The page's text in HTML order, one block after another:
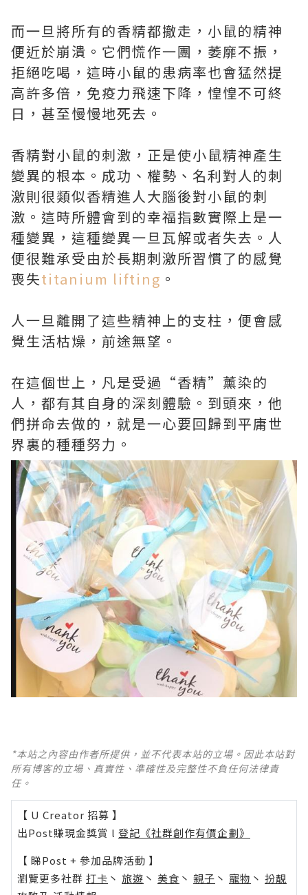
而一旦將所有的香精都撤走，小鼠的精神
便近於崩潰。它們慌作一團，萎靡不振，
拒絕吃喝，這時小鼠的患病率也會猛然提
高許多倍，免疫力飛速下降，惶惶不可終
日，甚至慢慢地死去。
香精對小鼠的刺激，正是使小鼠精神產生
變異的根本。成功、權勢、名利對人的刺
激則很類似香精進人大腦後對小鼠的刺
激。這時所體會到的幸福指數實際上是一
種變異，這種變異一旦瓦解或者失去。人
便很難承受由於長期刺激所習慣了的感覺
喪失titanium lifting 。
人一旦離開了這些精神上的支柱，便會感
覺生活枯燥，前途無望。
在這個世上，凡是受過“香精”薰染的
人，都有其自身的深刻體驗。到頭來，他
們拼命去做的，就是一心要回歸到平庸世
界裏的種種努力。
*本站之內容由作者所提供，並不代表本站的立場。因此本站對
所有博客的立場、真實性、準確性及完整性不負任何法律責
任。
【 U Creator 招募 】
出Post賺現金獎賞 l 登記《社群創作有價企劃》
【 睇Post + 參加品牌活動 】
瀏覽更多社群 打卡 丶 旅遊 丶 美食 丶 親子 丶 寵物 丶 扮靚